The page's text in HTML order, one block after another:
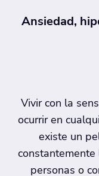
Ansiedad,
Vivir con la
ocurrir en
existe un
personas o